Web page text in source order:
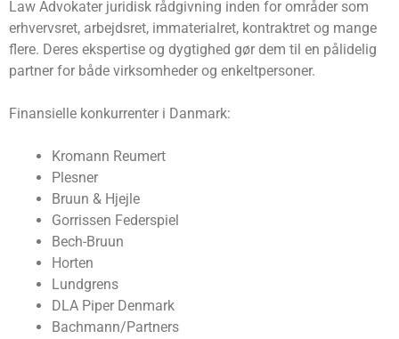
Law Advokater juridisk rådgivning inden for områder som
erhvervsret, arbejdsret, immaterialret, kontraktret og mange
flere. Deres ekspertise og dygtighed gør dem til en pålidelig
partner for både virksomheder og enkeltpersoner.
Finansielle konkurrenter i Danmark:
Kromann Reumert
Plesner
Bruun & Hjejle
Gorrissen Federspiel
Bech-Bruun
Horten
Lundgrens
DLA Piper Denmark
Bachmann/Partners